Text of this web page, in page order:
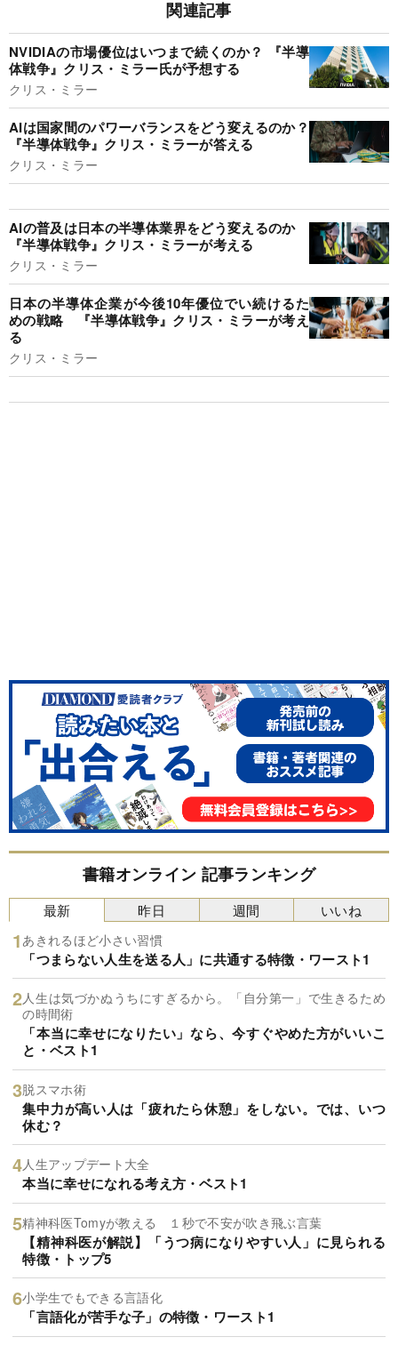
関連記事
NVIDIAの市場優位はいつまで続くのか？ 『半導
体戦争』クリス・ミラー氏が予想する
クリス・ミラー
AIは国家間のパワーバランスをどう変えるのか？
『半導体戦争』クリス・ミラーが答える
クリス・ミラー
AIの普及は日本の半導体業界をどう変えるのか
『半導体戦争』クリス・ミラーが考える
クリス・ミラー
日本の半導体企業が今後10年優位でい続けるた
めの戦略 『半導体戦争』クリス・ミラーが考え
る
クリス・ミラー
書籍オンライン 記事ランキング
最新
あきれるほど小さい習慣
「つまらない人生を送る人」に共通する特徴・ワースト1
人生は気づかぬうちにすぎるから。「自分第一」で生きるため
の時間術
「本当に幸せになりたい」なら、今すぐやめた方がいいこ
と・ベスト1
脱スマホ術
集中力が高い人は「疲れたら休憩」をしない。では、いつ
休む？
人生アップデート大全
本当に幸せになれる考え方・ベスト1
精神科医Tomyが教える １秒で不安が吹き飛ぶ言葉
【精神科医が解説】「うつ病になりやすい人」に見られる
特徴・トップ5
小学生でもできる言語化
「言語化が苦手な子」の特徴・ワースト1
昨日 週間 いいね